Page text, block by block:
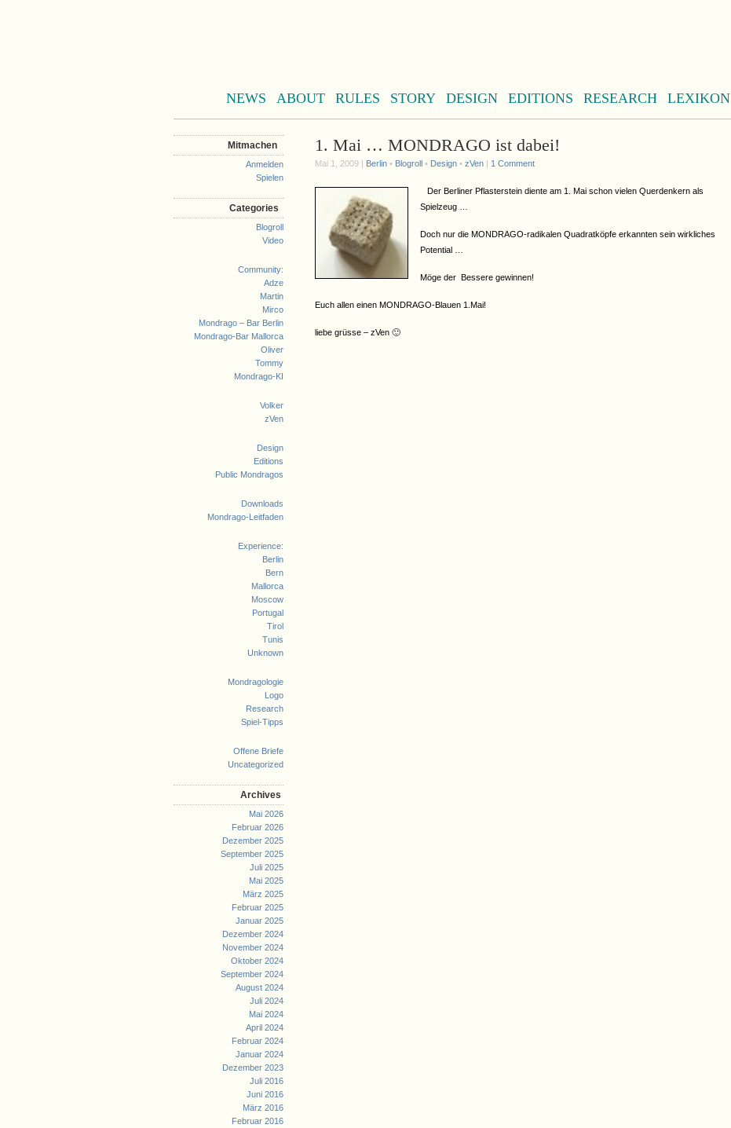
NEWS ABOUT RULES STORY DESIGN EDITIONS RESEARCH LEXIKON
Mitmachen
Anmelden
Spielen
Categories
Blogroll
Video
Community:
Adze
Martin
Mirco
Mondrago – Bar Berlin
Mondrago-Bar Mallorca
Oliver
Tommy
Mondrago-KI
Volker
zVen
Design
Editions
Public Mondragos
Downloads
Mondrago-Leitfaden
Experience:
Berlin
Bern
Mallorca
Moscow
Portugal
Tirol
Tunis
Unknown
Mondragologie
Logo
Research
Spiel-Tipps
Offene Briefe
Uncategorized
Archives
Mai 2026
Februar 2026
Dezember 2025
September 2025
Juli 2025
Mai 2025
März 2025
Februar 2025
Januar 2025
Dezember 2024
November 2024
Oktober 2024
September 2024
August 2024
Juli 2024
Mai 2024
April 2024
Februar 2024
Januar 2024
Dezember 2023
Juli 2016
Juni 2016
März 2016
Februar 2016
1. Mai … MONDRAGO ist dabei!
Mai 1, 2009 | Berlin • Blogroll • Design • zVen | 1 Comment
Der Berliner Pflasterstein diente am 1. Mai schon vielen Querdenkern als
Spielzeug …
Doch nur die MONDRAGO-radikalen Quadratköpfe erkannten sein wirkliches
Potential …
Möge der Bessere gewinnen!
Euch allen einen MONDRAGO-Blauen 1.Mai!
liebe grüsse – zVen 🙂